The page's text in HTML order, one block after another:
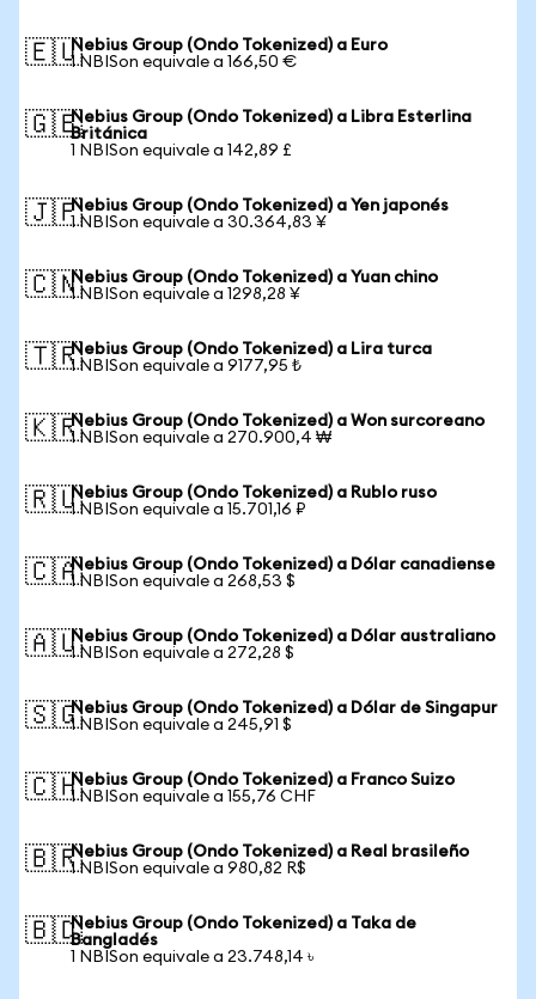
🇪🇺Nebius Group (Ondo Tokenized) a Euro
1 NBISon equivale a 166,50 €
🇬🇧Nebius Group (Ondo Tokenized) a Libra Esterlina
Británica
1 NBISon equivale a 142,89 £
🇯🇵Nebius Group (Ondo Tokenized) a Yen japonés
1 NBISon equivale a 30.364,83 ¥
🇨🇳Nebius Group (Ondo Tokenized) a Yuan chino
1 NBISon equivale a 1298,28 ¥
🇹🇷Nebius Group (Ondo Tokenized) a Lira turca
1 NBISon equivale a 9177,95 ₺
🇰🇷Nebius Group (Ondo Tokenized) a Won surcoreano
1 NBISon equivale a 270.900,4 ₩
🇷🇺Nebius Group (Ondo Tokenized) a Rublo ruso
1 NBISon equivale a 15.701,16 ₽
🇨🇦Nebius Group (Ondo Tokenized) a Dólar canadiense
1 NBISon equivale a 268,53 $
🇦🇺Nebius Group (Ondo Tokenized) a Dólar australiano
1 NBISon equivale a 272,28 $
🇸🇬Nebius Group (Ondo Tokenized) a Dólar de Singapur
1 NBISon equivale a 245,91 $
🇨🇭Nebius Group (Ondo Tokenized) a Franco Suizo
1 NBISon equivale a 155,76 CHF
🇧🇷Nebius Group (Ondo Tokenized) a Real brasileño
1 NBISon equivale a 980,82 R$
🇧🇩Nebius Group (Ondo Tokenized) a Taka de
Bangladés
1 NBISon equivale a 23.748,14 ৳